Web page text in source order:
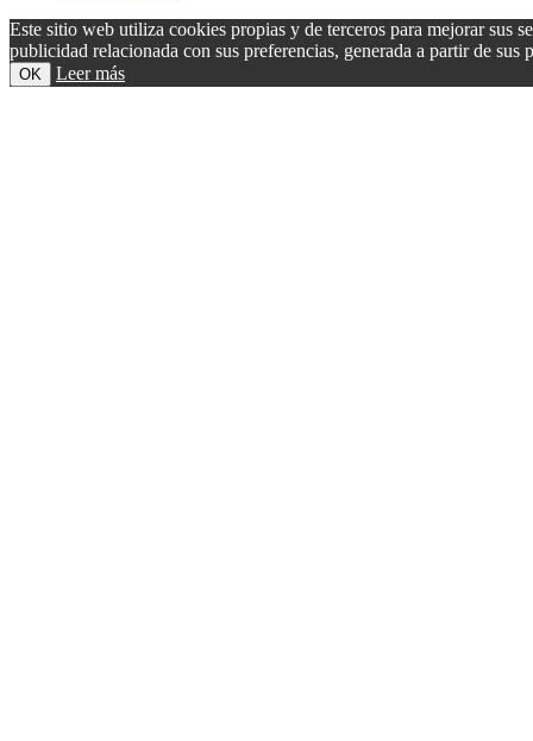
Este sitio web utiliza cookies propias y de terceros para mejorar sus
publicidad relacionada con sus preferencias, generada a partir de
OK Leer más